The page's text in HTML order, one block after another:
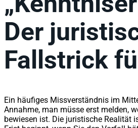
Der
Fallstrick
Ein häufiges Missverständnis im
Annahme, man müsse erst melden,
bewiesen ist. Die juristische Realität